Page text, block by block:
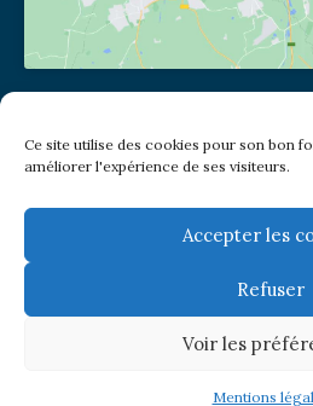
Ce site utilise des cookies pour son bon
améliorer l'expérience de ses visiteurs.
Accepter les
Refuser
Voir les
Mentions
(pas de courrier à cette adresse)
2 place Jules Joffrin - 75018
Metro: Jules Joffrin ou Simplon
Bus : Mairie du XVIII
Newsletter
© Paroisse Notre-Dame de